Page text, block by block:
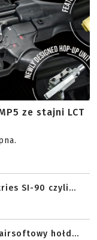
ze stajni LCT
SI-90 czyli...
hołd...